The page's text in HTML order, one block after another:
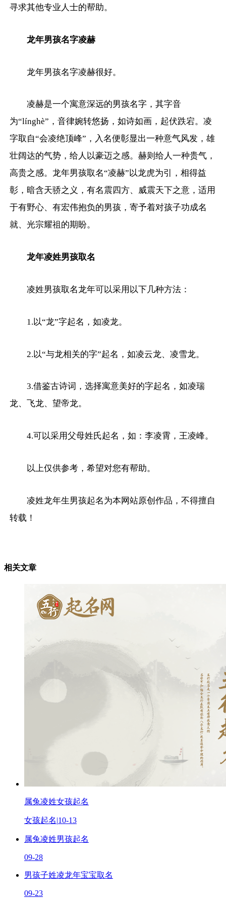
寻求其他专业人士的帮助。
龙年男孩名字凌赫
龙年男孩名字凌赫很好。
凌赫是一个寓意深远的男孩名字，其字音
为“línghè”，音律婉转悠扬，如诗如画，起伏跌宕。凌
字取自“会凌绝顶峰”，入名便彰显出一种意气风发，雄
壮阔达的气势，给人以豪迈之感。赫则给人一种贵气，
高贵之感。龙年男孩取名“凌赫”以龙虎为引，相得益
彰，暗含天骄之义，有名震四方、威震天下之意，适用
于有野心、有宏伟抱负的男孩，寄予着对孩子功成名
就、光宗耀祖的期盼。
龙年凌姓男孩取名
凌姓男孩取名龙年可以采用以下几种方法：
1.以“龙”字起名，如凌龙。
2.以“与龙相关的字”起名，如凌云龙、凌雪龙。
3.借鉴古诗词，选择寓意美好的字起名，如凌瑞
龙、飞龙、望帝龙。
4.可以采用父母姓氏起名，如：李凌霄，王凌峰。
以上仅供参考，希望对您有帮助。
凌姓龙年生男孩起名为本网站原创作品，不得擅自
转载！
相关文章
属兔凌姓女孩起名
女孩起名|10-13
属兔凌姓男孩起名
09-28
男孩子姓凌龙年宝宝取名
09-23